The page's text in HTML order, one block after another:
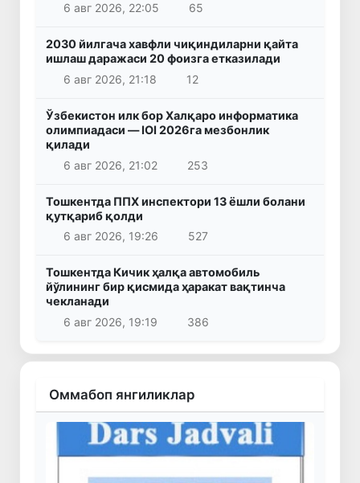
6 авг 2026, 22:05
65
2030 йилгача хавфли чиқиндиларни қайта
ишлаш даражаси 20 фоизга етказилади
6 авг 2026, 21:18
12
Ўзбекистон илк бор Халқаро информатика
олимпиадаси — IOI 2026га мезбонлик
қилади
6 авг 2026, 21:02
253
Тошкентда ППХ инспектори 13 ёшли болани
қутқариб қолди
6 авг 2026, 19:26
527
Тошкентда Кичик ҳалқа автомобиль
йўлининг бир қисмида ҳаракат вақтинча
чекланади
6 авг 2026, 19:19
386
Оммабоп янгиликлар